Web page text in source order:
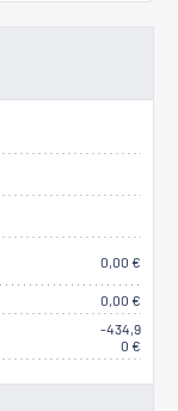
0,00 €
0,00 €
-434,9
0 €